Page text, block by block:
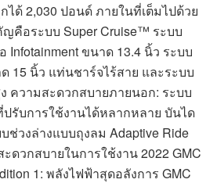
ได้ 2,030 ปอนด์ ภายในที่เต็มไปด้วย
คือระบบ Super Cruise™ ระบบ
ขนาด 13.4 นิ้ว ระบบ
15 นิ้ว แท่นชาร์จไร้สาย และระบบ
ความสะดวกสบายภายนอก: ระบบ
ปรับการใช้งานได้หลากหลาย บันได
ช่วงล่างแบบถุงลม Adaptive Ride
ดวกสบายในการใช้งาน 2022 GMC
1: พลังไฟฟ้าสุดอลังการ GMC